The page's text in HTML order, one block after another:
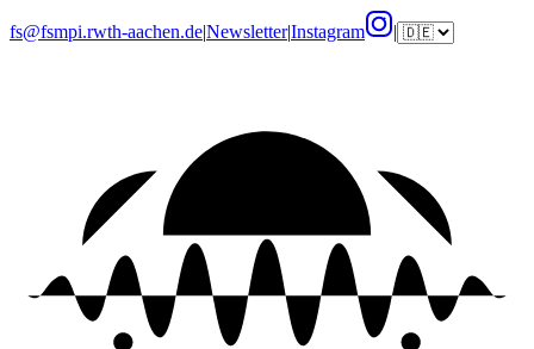
fs@fsmpi.rwth-aachen.de|Newsletter|Instagram |